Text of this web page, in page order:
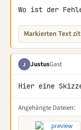
Wo ist der
Markierten Text
J JustusGast
Hier eine
Angehängte Dateien: